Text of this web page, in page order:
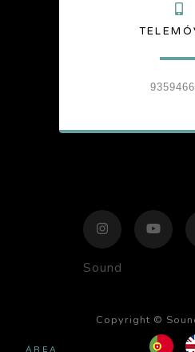
Sound
Copyright ©
ÁREA